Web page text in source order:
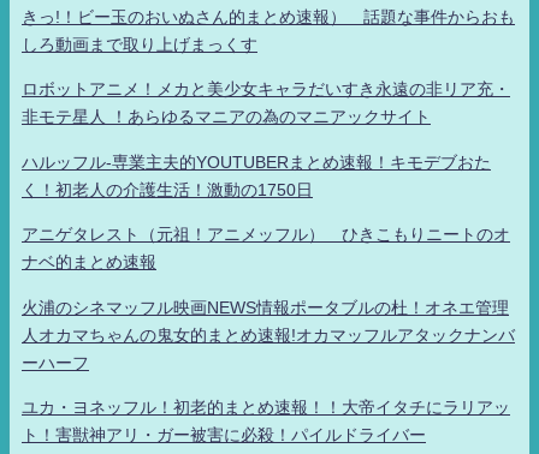
きっ!！ビー玉のおいぬさん的まとめ速報） 話題な事件からおも
しろ動画まで取り上げまっくす
ロボットアニメ！メカと美少女キャラだいすき永遠の非リア充・
非モテ星人 ！あらゆるマニアの為のマニアックサイト
ハルッフル-専業主夫的YOUTUBERまとめ速報！キモデブおた
く！初老人の介護生活！激動の1750日
アニゲタレスト（元祖！アニメッフル） ひきこもりニートのオ
ナベ的まとめ速報
火浦のシネマッフル映画NEWS情報ポータブルの杜！オネエ管理
人オカマちゃんの鬼女的まとめ速報!オカマッフルアタックナンバ
ーハーフ
ユカ・ヨネッフル！初老的まとめ速報！！大帝イタチにラリアッ
ト！害獣神アリ・ガー被害に必殺！パイルドライバー